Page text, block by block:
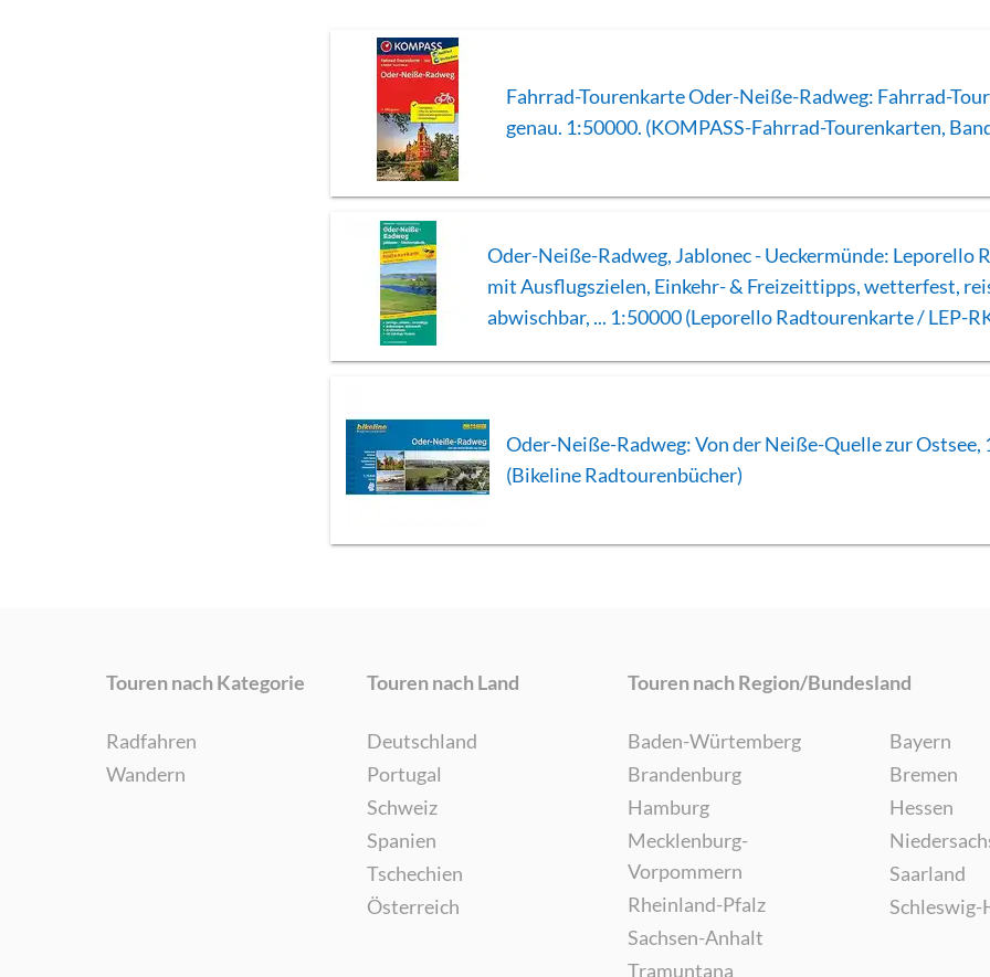
Fahrrad-Tourenkarte Oder-Neiße-Radweg: Fahrrad-
genau. 1:50000. (KOMPASS-Fahrrad-Tourenkarten,
Oder-Neiße-Radweg, Jablonec - Ueckermünde: Leporello
mit Ausflugszielen, Einkehr- & Freizeittipps, wetterfest,
abwischbar, ... 1:50000 (Leporello Radtourenkarte / LEP-
Oder-Neiße-Radweg: Von der Neiße-Quelle zur Ostsee,
(Bikeline Radtourenbücher)
Touren nach Kategorie
Radfahren
Wandern
Touren nach Land
Deutschland
Portugal
Schweiz
Spanien
Tschechien
Österreich
Touren nach Region/Bundesland
Baden-Würtemberg
Brandenburg
Hamburg
Mecklenburg-
Vorpommern
Rheinland-Pfalz
Sachsen-Anhalt
Tramuntana
Bayern
Bremen
Hessen
Saarland